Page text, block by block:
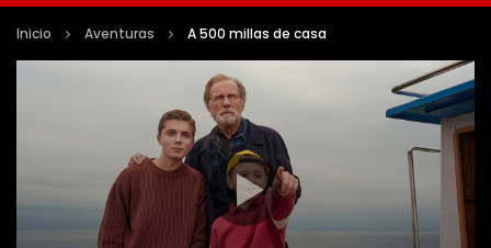
Inicio Aventuras A 500 millas de casa